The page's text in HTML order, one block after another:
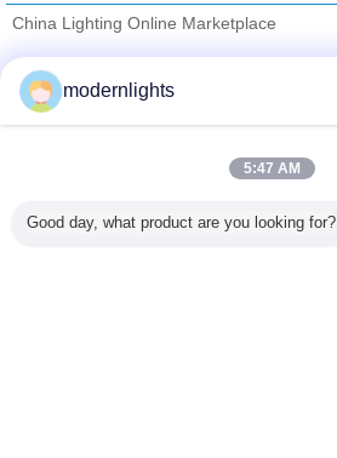
China Lighting Online Marketplace
Trust Seal
Verified Suplier
Tous les produits
modernlights
5:47 AM
Good day, what product are you looking for?